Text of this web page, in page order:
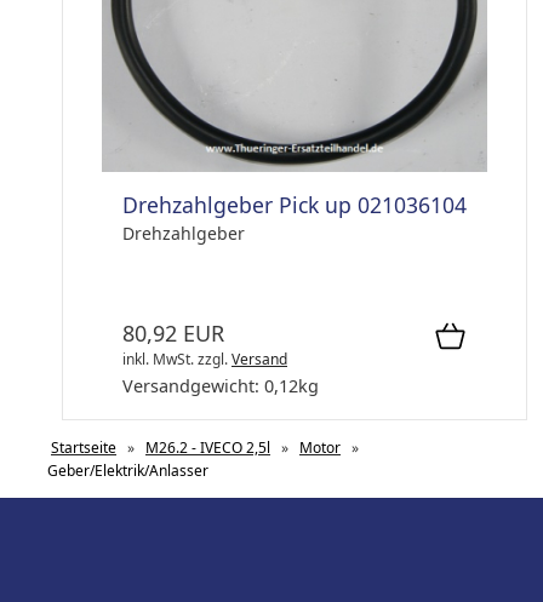
Drehzahlgeber Pick up 021036104
Drehzahlgeber
80,92 EUR
inkl. MwSt.zzgl.Versand
Versandgewicht: 0,12kg
Startseite » M26.2 - IVECO 2,5l » Motor »
Geber/Elektrik/Anlasser